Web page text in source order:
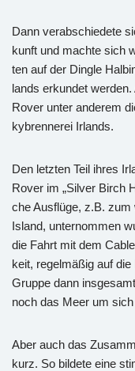
Dann ver­ab­schie­de­te
kunft und mach­te sich
ten auf der Ding­le
lands er­kun­det
Rover unter an­de­rem
ky­bren­ne­rei Ir­lands.
Den letz­ten Teil ihres
Rover im „Sil­ver Birch
che Aus­flü­ge, z.B.
Is­land, un­ter­nom­men
die Fahrt mit dem
keit, re­gel­mä­ßig auf
Grup­pe dann
noch das Meer um
Aber auch das
kurz. So bil­de­te eine